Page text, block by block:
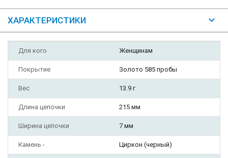
ХАРАКТЕРИСТИКИ
Для кого Женщинам
Покрытие Золото 585 пробы
Вес 13.9 г
Длина цепочки 215 мм
Ширина цепочки 7 мм
Камень - Циркон (черный)